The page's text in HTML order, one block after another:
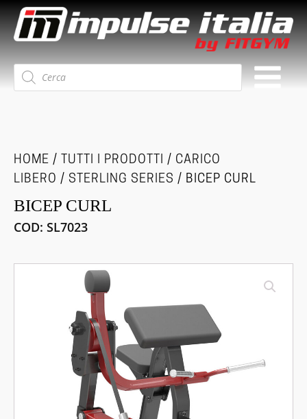
Ricerca
prodotti
HOME / TUTTI I PRODOTTI / CARICO
LIBERO / STERLING SERIES / BICEP CURL
BICEP CURL
COD: SL7023